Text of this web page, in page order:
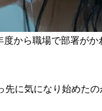
から職場で部署が
に気になり始めたの